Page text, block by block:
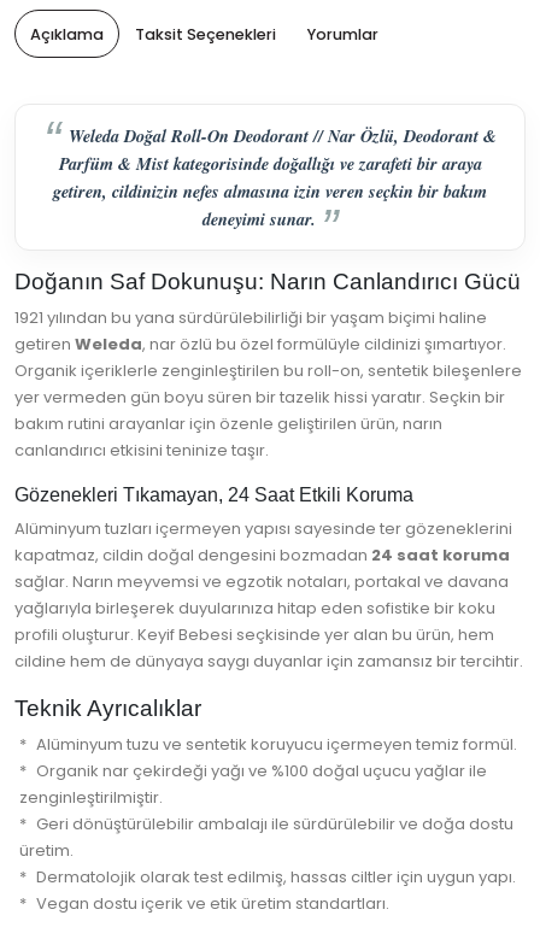
Açıklama Taksit Seçenekleri Yorumlar
Weleda Doğal Roll-On Deodorant // Nar Özlü, Deodorant &
Parfüm & Mist kategorisinde doğallığı ve zarafeti bir araya
getiren, cildinizin nefes almasına izin veren seçkin bir bakım
deneyimi sunar.
Doğanın Saf Dokunuşu: Narın Canlandırıcı Gücü
1921 yılından bu yana sürdürülebilirliği bir yaşam biçimi haline
getiren Weleda, nar özlü bu özel formülüyle cildinizi şımartıyor.
Organik içeriklerle zenginleştirilen bu roll-on, sentetik bileşenlere
yer vermeden gün boyu süren bir tazelik hissi yaratır. Seçkin bir
bakım rutini arayanlar için özenle geliştirilen ürün, narın
canlandırıcı etkisini teninize taşır.
Gözenekleri Tıkamayan, 24 Saat Etkili Koruma
Alüminyum tuzları içermeyen yapısı sayesinde ter gözeneklerini
kapatmaz, cildin doğal dengesini bozmadan 24 saat koruma
sağlar. Narın meyvemsi ve egzotik notaları, portakal ve davana
yağlarıyla birleşerek duyularınıza hitap eden sofistike bir koku
profili oluşturur. Keyif Bebesi seçkisinde yer alan bu ürün, hem
cildine hem de dünyaya saygı duyanlar için zamansız bir tercihtir.
Teknik Ayrıcalıklar
Alüminyum tuzu ve sentetik koruyucu içermeyen temiz formül.
Organik nar çekirdeği yağı ve %100 doğal uçucu yağlar ile
zenginleştirilmiştir.
Geri dönüştürülebilir ambalajı ile sürdürülebilir ve doğa dostu
üretim.
Dermatolojik olarak test edilmiş, hassas ciltler için uygun yapı.
Vegan dostu içerik ve etik üretim standartları.